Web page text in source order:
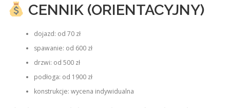
CENNIK (ORIENTACYJNY)
dojazd: od 70 zł
spawanie: od 600 zł
drzwi: od 500 zł
podłoga: od 1900 zł
konstrukcje: wycena indywidualna